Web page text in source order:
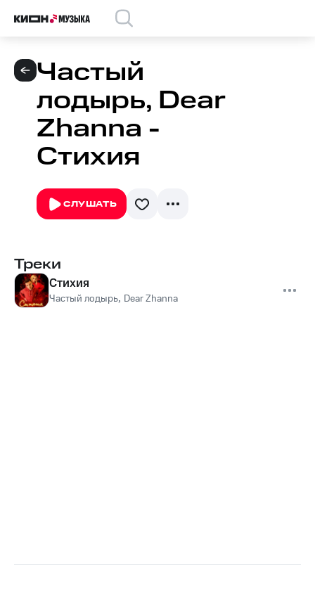
Частый
лодырь, Dear
Zhanna -
Стихия
СЛУШАТЬ
Треки
Стихия
Частый лодырь, Dear Zhanna